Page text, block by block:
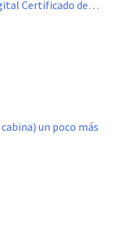
Certificado de…
un poco más